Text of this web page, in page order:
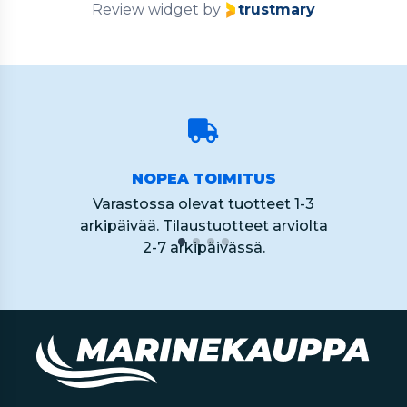
Review widget by trustmary
NOPEA TOIMITUS
Varastossa olevat tuotteet 1-3
arkipäivää. Tilaustuotteet arviolta
2-7 arkipäivässä.